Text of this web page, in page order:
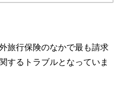
旅行保険のなかで最も請求
するトラブルとなっていま